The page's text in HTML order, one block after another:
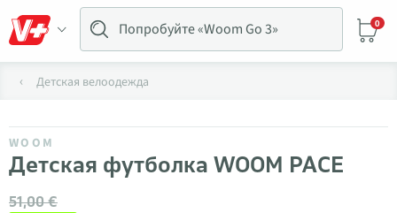
0
Детская велоодежда
WOOM
Детская футболка WOOM PACE
51,00 €